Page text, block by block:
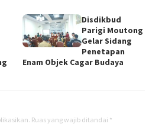
Disdikbud
Parigi Moutong
Gelar Sidang
Penetapan
Enam Objek Cagar Budaya
Ruas yang wajib ditandai *